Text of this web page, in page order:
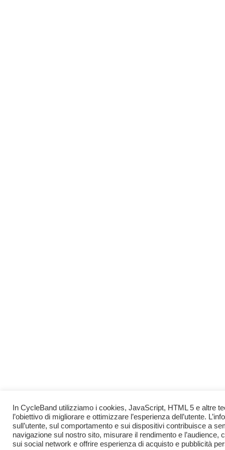
In CycleBand utilizziamo i cookies, JavaScript, HTML 5 e altre
l’obiettivo di migliorare e ottimizzare l’esperienza dell’utente.
sull’utente, sul comportamento e sui dispositivi contribuisce a
navigazione sul nostro sito, misurare il rendimento e l’audience,
sui social network e offrire esperienza di acquisto e pubblicità